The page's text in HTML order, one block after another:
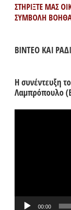
ΣΤΗΡΙΞΤΕ ΜΑΣ
ΣΥΜΒΟΛΗ
ΒΙΝΤΕΟ ΚΑΙ
Η συνέντευξη
Λαμπρόπουλο
00:00